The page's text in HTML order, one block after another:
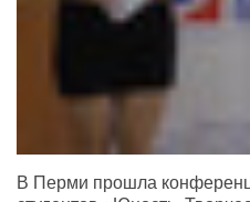
В Перми прошла